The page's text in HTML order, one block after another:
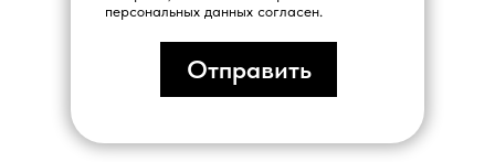
персональных данных согласен.
Отправить